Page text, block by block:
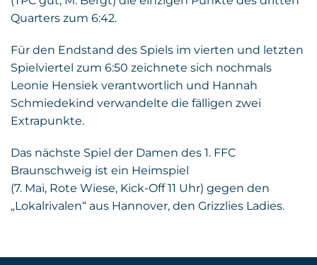
Quarters zum 6:42.
Für den Endstand des Spiels im vierten und letzten
Spielviertel zum 6:50 zeichnete sich nochmals
Leonie Hensiek verantwortlich und Hannah
Schmiedekind verwandelte die fälligen zwei
Extrapunkte.
Das nächste Spiel der Damen des 1. FFC
Braunschweig ist ein Heimspiel
(7. Mai, Rote Wiese, Kick-Off 11 Uhr) gegen den
„Lokalrivalen“ aus Hannover, den Grizzlies Ladies.